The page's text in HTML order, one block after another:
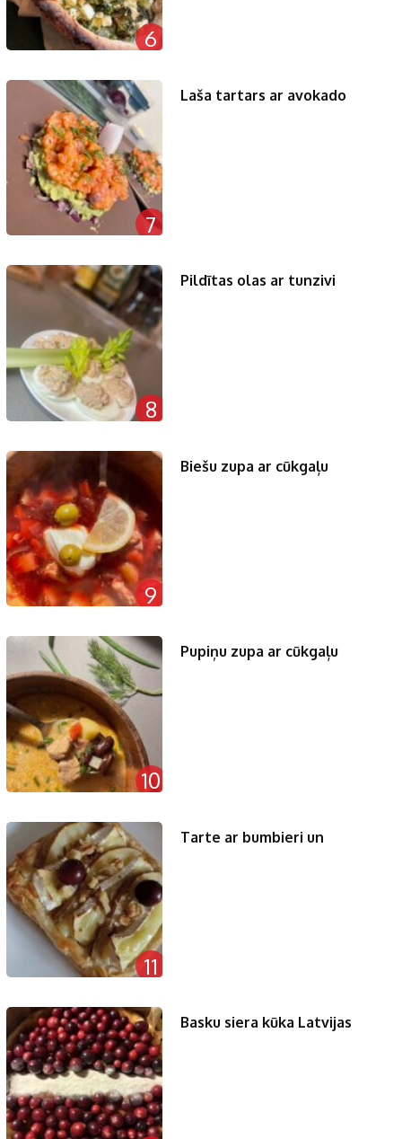
6
7
Laša tartars ar avokado
8
Pildītas olas ar tunzivi
9
Biešu zupa ar cūkgaļu
10
Pupiņu zupa ar cūkgaļu
11
Tarte ar bumbieri un
Basku siera kūka Latvijas